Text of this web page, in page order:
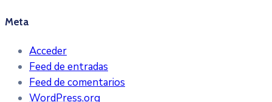
Meta
Acceder
Feed de entradas
Feed de comentarios
WordPress.org